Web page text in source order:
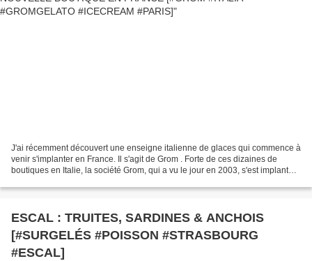
J'ai récemment découvert une enseigne italienne de glaces qui commence à
venir s'implanter en France. Il s'agit de Grom . Forte de ces dizaines de
boutiques en Italie, la société Grom, qui a vu le jour en 2003, s'est implantée
ESCAL : TRUITES, SARDINES & ANCHOIS
[#SURGELÉS #POISSON #STRASBOURG
#ESCAL]